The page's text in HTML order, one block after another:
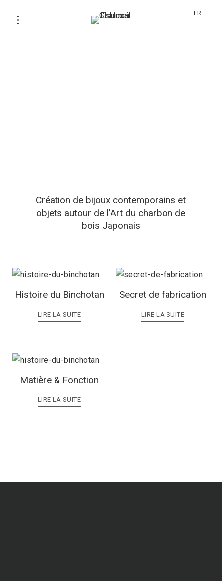
FR
Création de bijoux contemporains et
objets autour de l'Art du charbon de
bois Japonais
Histoire du Binchotan
LIRE LA SUITE
Secret de fabrication
LIRE LA SUITE
Matière & Fonction
LIRE LA SUITE